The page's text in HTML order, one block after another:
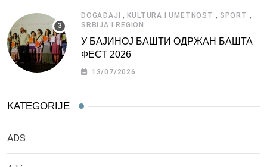
DOGAĐAJI ,KULTURA I UMETNOST , SPORT ,
SRBIJA I REGION
У БАЈИНОЈ БАШТИ ОДРЖАН БАШТА
ФЕСТ 2026
13/07/2026
KATEGORIJE
ADS